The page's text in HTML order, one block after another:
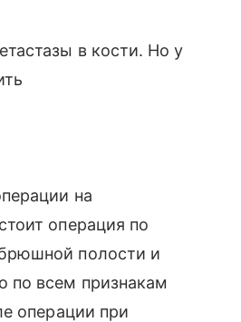
в кости. Но у
на
операция по
полости и
по всем признакам
операции при